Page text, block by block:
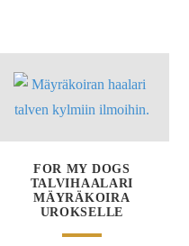
FOR MY DOGS
TALVIHAALARI
MÄYRÄKOIRA
UROKSELLE